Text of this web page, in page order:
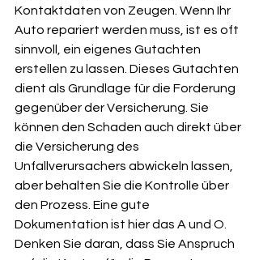
Kontaktdaten von Zeugen. Wenn Ihr
Auto repariert werden muss, ist es oft
sinnvoll, ein eigenes Gutachten
erstellen zu lassen. Dieses Gutachten
dient als Grundlage für die Forderung
gegenüber der Versicherung. Sie
können den Schaden auch direkt über
die Versicherung des
Unfallverursachers abwickeln lassen,
aber behalten Sie die Kontrolle über
den Prozess. Eine gute
Dokumentation ist hier das A und O.
Denken Sie daran, dass Sie Anspruch